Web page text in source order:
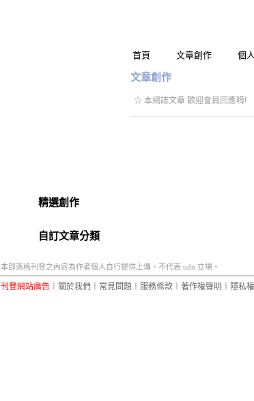
首頁 文章創作 個
精選創作
自訂文章分類
文章創作
☆ 本網誌文章 歡迎會員回應唷!
本部落格刊登之內容為作者個人自行提供上傳，不代表 udn 立場。
刊登網站廣告 關於我們 常見問題 服務條款 著作權聲明 隱私